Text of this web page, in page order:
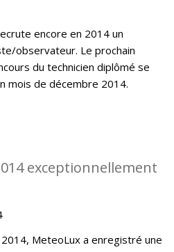
encore en 2014 un
observateur. Le prochain
du technicien diplômé se
mois de décembre 2014.
exceptionnellement
MeteoLux a enregistré une